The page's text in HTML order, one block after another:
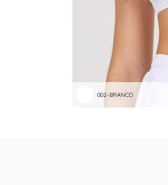
002-BRANCO